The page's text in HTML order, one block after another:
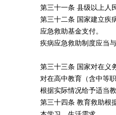
第三十一条 县级以上人
第三十二条 国家建立疾
应急救助基金支付。
疾病应急救助制度应当
第三十三条 国家对在义
对在高中教育（含中等
根据实际情况给予适当
第三十四条 教育救助根